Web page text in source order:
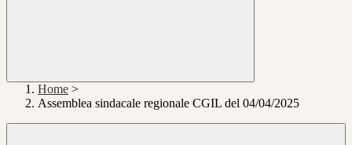
Home >
Assemblea sindacale regionale CGIL del 04/04/2025